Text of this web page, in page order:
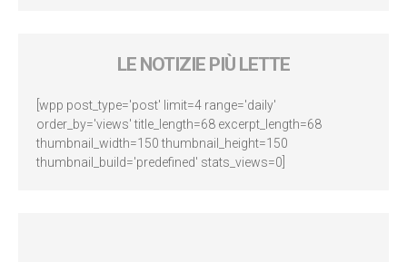
LE NOTIZIE PIÙ LETTE
[wpp post_type='post' limit=4 range='daily'
order_by='views' title_length=68 excerpt_length=68
thumbnail_width=150 thumbnail_height=150
thumbnail_build='predefined' stats_views=0]